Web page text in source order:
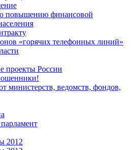
повышению финансовой
«горячих телефонных линий»
проекты России
министерств, ведомств, фондов,
2012